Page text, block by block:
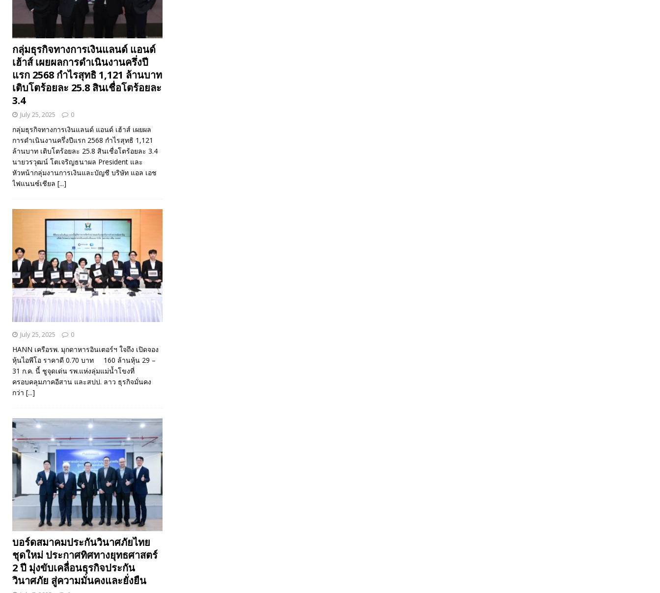
กลุ่มธุรกิจทางการเงินแลนด์ แอนด์
เฮ้าส์ เผยผลการดำเนินงานครึ่งปี
แรก 2568 กำไรสุทธิ 1,121 ล้านบาท
เติบโตร้อยละ 25.8 สินเชื่อโตร้อยละ
3.4
July 25, 2025 0
กลุ่มธุรกิจทางการเงินแลนด์ แอนด์ เฮ้าส์ เผยผล
การดำเนินงานครึ่งปีแรก 2568 กำไรสุทธิ 1,121
ล้านบาท เติบโตร้อยละ 25.8 สินเชื่อโตร้อยละ 3.4
นายวรวุฒน์ โตเจริญธนาผล President และ
หัวหน้ากลุ่มงานการเงินและบัญชี บริษัท แอล เอช
ไฟแนนซ์เชียล [...]
July 25, 2025 0
HANN เครือรพ. มุกดาหารอินเตอร์ฯ ใจถึง เปิดจอง
หุ้นไอพีโอ ราคาดี 0.70 บาท 160 ล้านหุ้น 29 –
31 ก.ค. นี้ ชูจุดเด่น รพ.แห่งลุ่มแม่น้ำโขงที่
ครอบคลุมภาคอีสาน และสปป. ลาว ธุรกิจมั่นคง
กว่า [...]
บอร์ดสมาคมประกันวินาศภัยไทย
ชุดใหม่ ประกาศทิศทางยุทธศาสตร์
2 ปี มุ่งขับเคลื่อนธุรกิจประกัน
วินาศภัย สู่ความมั่นคงและยั่งยืน